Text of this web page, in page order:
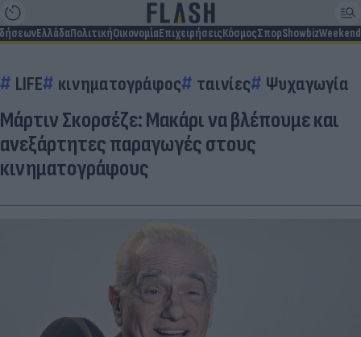
ΕλλάδαΠολιτικήΟικονομίαΕπιχειρήσειςΚόσμοςΣπορShowbizWeekend
LIFE κινηματογράφος ταινίες Ψυχαγωγία
Μάρτιν Σκορσέζε: Μακάρι να βλέπουμε και
ανεξάρτητες παραγωγές στους
κινηματογράφους